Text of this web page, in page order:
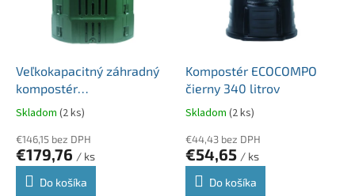
Veľkokapacitný záhradný
kompostér
COMPOTHERMO 900 litrov
zelená farba
Skladom (2 ks)
€146,15 bez DPH
€179,76 / ks
Do košíka
Kompostér ECOCOMPO
čierny 340 litrov
Skladom (2 ks)
€44,43 bez DPH
€54,65 / ks
Do košíka